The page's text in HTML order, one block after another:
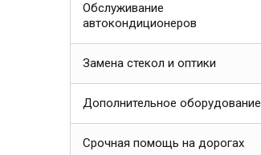
Обслуживание
автокондиционеров
Замена стекол и оптики
Дополнительное оборудование
Срочная помощь на дорогах